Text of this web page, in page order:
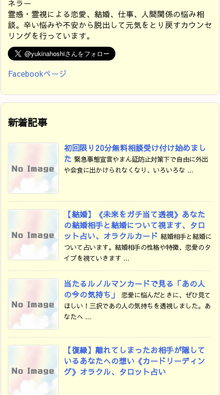
ネラー
霊感・霊視による恋愛、結婚、仕事、人間関係の悩み相
談。辛い悩みや不安から脱出して元気をとり戻すカウンセ
リングを行っています。
Facebookページ
新着記事
初回限り20分無料相談受け付け始めまし
た 緊急事態宣言やまん延防止対策下で自由に外出
や会食に出かけられなくなり、いろいろな ...
【結婚】《未来をガチ当て透視》あなた
の結婚相手と結婚について視ます、タロ
ット占い、オラクルカード 結婚相手と結婚に
ついて占います。結婚相手の性格や特徴、恋愛のタ
イプを視ていきます ...
当たるルノルマンカードで見る「あの人
の今の気持ち」
恋愛に悩んだときに、ぜひ見て
ほしい！三択であの人の気持ちを透視しました。あ
なたへ ...
【復縁】離れてしまったお相手が隠して
いるあなたへの想い《カードリーディン
グ》オラクル、タロット占い